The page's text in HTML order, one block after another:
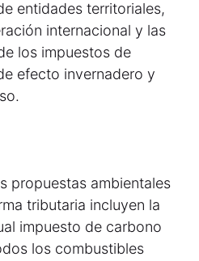
entidades territoriales,
internacional y las
los impuestos de
efecto invernadero y
propuestas ambientales
tributaria incluyen la
impuesto de carbono
los combustibles